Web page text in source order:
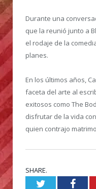
Durante una
que la reunió junto a
el rodaje de la
planes.
En los últimos años,
faceta del arte al
exitosos como The
disfrutar de la vida
quien contrajo
SHARE.
Twitter